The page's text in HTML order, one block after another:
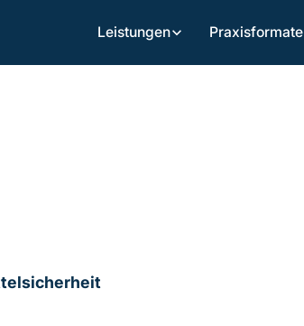
Leistungen Praxisformate